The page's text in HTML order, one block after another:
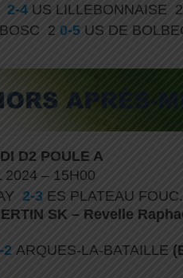
2-4 US LILLEBONNAISE
2 0-5 US DE
D2 POULE A
2024 – 15H00
2-3 ES PLATEAU
SK – Revelle
2 ARQUES-LA-BATAILLE